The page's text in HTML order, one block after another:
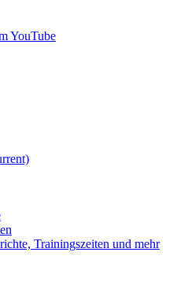
YouTube
Trainingszeiten und mehr